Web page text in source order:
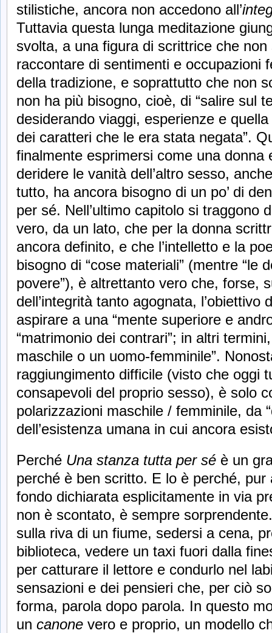
stilistiche, ancora non accedono all’
Tuttavia questa lunga meditazione
svolta, a una figura di scrittrice che
raccontare di sentimenti e occupazioni
della tradizione, e soprattutto che non
non ha più bisogno, cioè, di “salire sul
desiderando viaggi, esperienze e
dei caratteri che le era stata negata”.
finalmente esprimersi come una donna
deridere le vanità dell’altro sesso,
tutto, ha ancora bisogno di un po’ di
per sé. Nell’ultimo capitolo si traggono
vero, da un lato, che per la donna
ancora definito, e che l’intelletto e la
bisogno di “cose materiali” (mentre “le
povere”), è altrettanto vero che, forse,
dell’integrità tanto agognata, l’obiettivo
aspirare a una “mente superiore e
“matrimonio dei contrari”; in altri
maschile o un uomo-femminile”.
raggiungimento difficile (visto che oggi
consapevoli del proprio sesso), è solo
polarizzazioni maschile / femminile, da
dell’esistenza umana in cui ancora
Perché Una stanza tutta per sé è un
perché è ben scritto. E lo è perché,
fondo dichiarata esplicitamente in via
non è scontato, è sempre
sulla riva di un fiume, sedersi a cena,
biblioteca, vedere un taxi fuori dalla
per catturare il lettore e condurlo nel
sensazioni e dei pensieri che, per ciò
forma, parola dopo parola. In questo
un canone vero e proprio, un modello